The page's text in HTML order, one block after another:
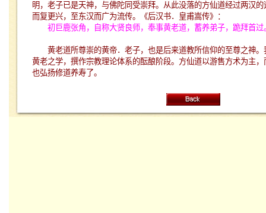
明，老子已是天神，与佛陀同受崇拜。从此没落的方仙道经过两汉
而复更兴，至东汉而广为流传。《后汉书．皇甫嵩传》：
初巨鹿张角，自称大贤良师，奉事黄老道，蓄养弟子，跪拜首过
黄老道所尊崇的黄帝．老子，也是后来道教所信仰的至尊之神。
黄老之学，撰作宗教理论体系的酝酿阶段。方仙道以游售方术为主
也弘扬修道养寿了。